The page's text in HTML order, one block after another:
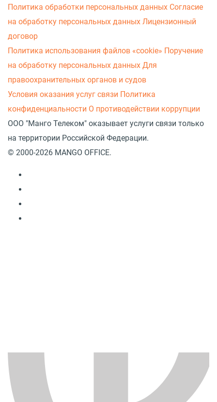
Политика обработки персональных данных Согласие
на обработку персональных данных Лицензионный
договор
Политика использования файлов «cookie» Поручение
на обработку персональных данных Для
правоохранительных органов и судов
Условия оказания услуг связи Политика
конфиденциальности О противодействии коррупции
ООО "Манго Телеком" оказывает услуги связи только
на территории Российской Федерации.
© 2000-2026 MANGO OFFICE.